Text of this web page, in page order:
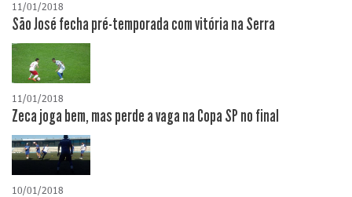
11/01/2018
São José fecha pré-temporada com vitória na Serra
11/01/2018
Zeca joga bem, mas perde a vaga na Copa SP no final
10/01/2018